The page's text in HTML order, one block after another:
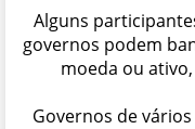
Alguns
governos podem
moeda ou
Governos de